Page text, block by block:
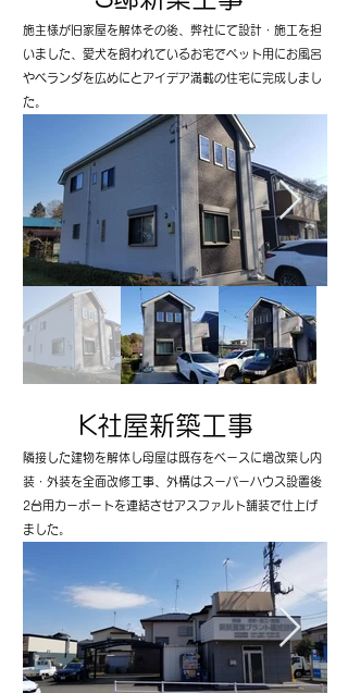
​施主様が旧家屋を解体その後、弊社にて設計・施工を担
いました、愛犬を飼われているお宅でペット用にお風呂
やベランダを広めにとアイデア満載の住宅に完成しまし
た。
​K社屋新築工事
隣接した建物を解体し母屋は既存をベースに増改築し内
装・外装を全面改修工事、外構はスーパーハウス設置後
2台用カーポートを連結させアスファルト舗装で仕上げ
ました。